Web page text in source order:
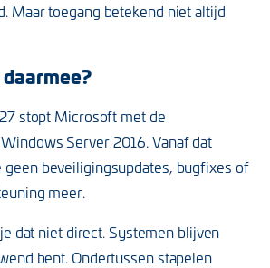
Maar toegang betekend niet altijd
stopt Microsoft met de
Server 2016. Vanaf dat
geen beveiligingsupdates, bugfixes of
meer.
dat niet direct. Systemen blijven
bent. Ondertussen stapelen